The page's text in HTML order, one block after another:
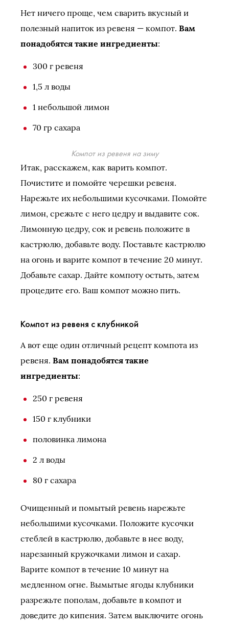
Нет ничего проще, чем сварить вкусный и
полезный напиток из ревеня — компот. Вам
понадобятся такие ингредиенты:
300 г ревеня
1,5 л воды
1 небольшой лимон
70 гр сахара
Компот из ревеня на зиму
Итак, расскажем, как варить компот.
Почистите и помойте черешки ревеня.
Нарежьте их небольшими кусочками. Помойте
лимон, срежьте с него цедру и выдавите сок.
Лимонную цедру, сок и ревень положите в
кастрюлю, добавьте воду. Поставьте кастрюлю
на огонь и варите компот в течение 20 минут.
Добавьте сахар. Дайте компоту остыть, затем
процедите его. Ваш компот можно пить.
Компот из ревеня с клубникой
А вот еще один отличный рецепт компота из
ревеня. Вам понадобятся такие
ингредиенты:
250 г ревеня
150 г клубники
половинка лимона
2 л воды
80 г сахара
Очищенный и помытый ревень нарежьте
небольшими кусочками. Положите кусочки
стеблей в кастрюлю, добавьте в нее воду,
нарезанный кружочками лимон и сахар.
Варите компот в течение 10 минут на
медленном огне. Вымытые ягоды клубники
разрежьте пополам, добавьте в компот и
доведите до кипения. Затем выключите огонь